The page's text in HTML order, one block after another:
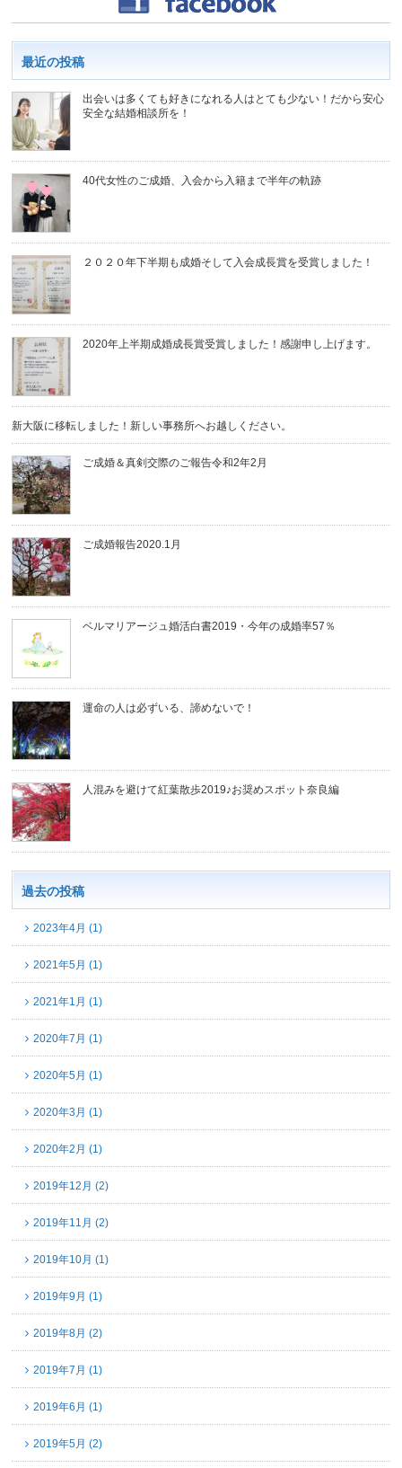
最近の投稿
出会いは多くても好きになれる人はとても少ない！だから安心
安全な結婚相談所を！
40代女性のご成婚、入会から入籍まで半年の軌跡
２０２０年下半期も成婚そして入会成長賞を受賞しました！
2020年上半期成婚成長賞受賞しました！感謝申し上げます。
新大阪に移転しました！新しい事務所へお越しください。
ご成婚＆真剣交際のご報告令和2年2月
ご成婚報告2020.1月
ベルマリアージュ婚活白書2019・今年の成婚率57％
運命の人は必ずいる、諦めないで！
人混みを避けて紅葉散歩2019♪お奨めスポット奈良編
過去の投稿
2023年4月 (1)
2021年5月 (1)
2021年1月 (1)
2020年7月 (1)
2020年5月 (1)
2020年3月 (1)
2020年2月 (1)
2019年12月 (2)
2019年11月 (2)
2019年10月 (1)
2019年9月 (1)
2019年8月 (2)
2019年7月 (1)
2019年6月 (1)
2019年5月 (2)